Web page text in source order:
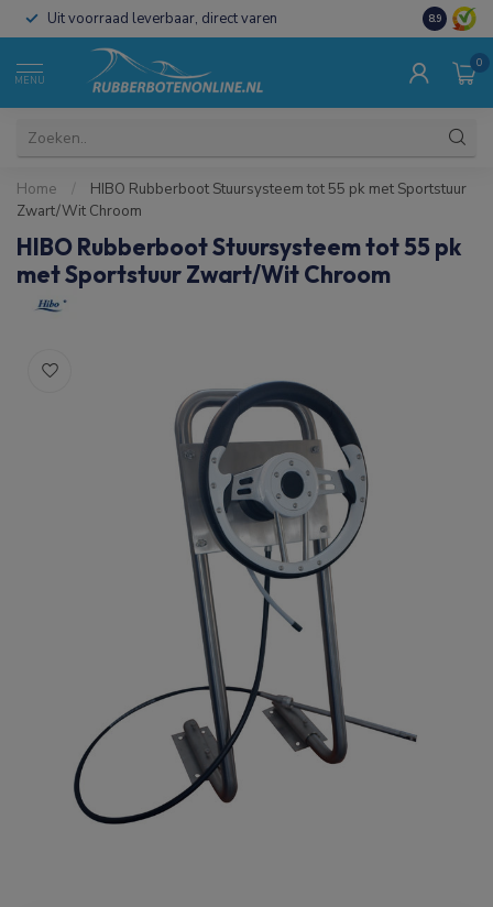
Uit voorraad leverbaar, direct varen Al 15 jaar
8.9
MENU
0
Home /
HIBO Rubberboot Stuursysteem tot 55 pk met Sportstuur
Zwart/Wit Chroom
HIBO Rubberboot Stuursysteem tot 55 pk
met Sportstuur Zwart/Wit Chroom